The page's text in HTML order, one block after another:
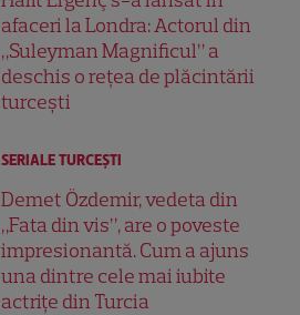
afaceri la Londra: Actorul din
„Suleyman Magnificul” a
deschis o rețea de plăcintării
turcești
SERIALE TURCEŞTI
Demet Özdemir, vedeta din
„Fata din vis”, are o poveste
impresionantă. Cum a ajuns
una dintre cele mai iubite
actrițe din Turcia